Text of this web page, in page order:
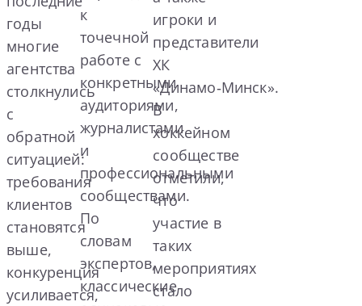
годы
многие
агентства
столкнулись
с
обратной
ситуацией:
требования
клиентов
становятся
выше,
конкуренция
усиливается,
к
точечной
работе с
конкретными
аудиториями,
журналистами
и
профессиональными
сообществами.
По
словам
экспертов,
классические
игроки и
представители
ХК
«Динамо‑Минск».
В
хоккейном
сообществе
отметили,
что
участие в
таких
мероприятиях
стало